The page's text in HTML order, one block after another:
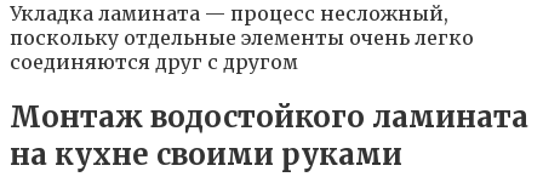
Укладка ламината — процесс несложный,
поскольку отдельные элементы очень легко
соединяются друг с другом
Монтаж водостойкого ламината
на кухне своими руками